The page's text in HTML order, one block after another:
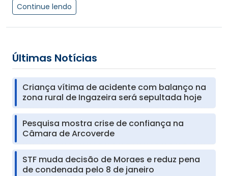
Continue lendo
Últimas Notícias
Criança vítima de acidente com balanço na
zona rural de Ingazeira será sepultada hoje
Pesquisa mostra crise de confiança na
Câmara de Arcoverde
STF muda decisão de Moraes e reduz pena
de condenada pelo 8 de janeiro